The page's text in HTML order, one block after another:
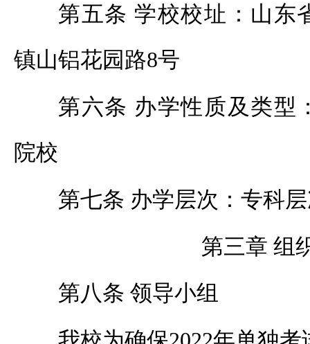
第五条 学校校址：山东
镇山铝花园路8号
第六条 办学性质及类型
院校
第七条 办学层次： 专科
第三章 组
第八条 领导小组